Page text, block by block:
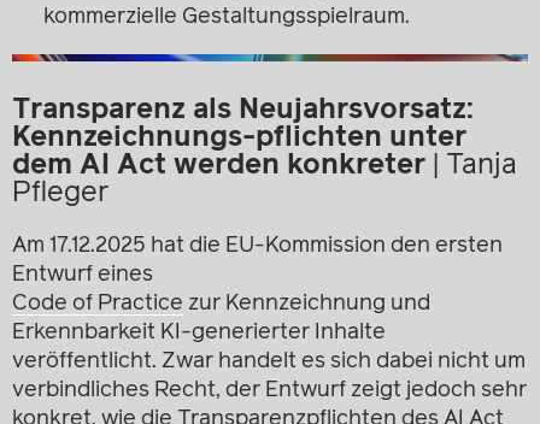
kommerzielle Gestaltungsspielraum.
Transparenz als Neujahrsvorsatz:
Kennzeichnungs-pflichten unter
dem AI Act werden konkreter
Tanja
Pfleger
Am 17.12.2025 hat die EU-Kommission den ersten
Entwurf eines
Code of Practice zur Kennzeichnung und
Erkennbarkeit KI-generierter Inhalte
veröffentlicht. Zwar handelt es sich dabei nicht um
verbindliches Recht, der Entwurf zeigt jedoch sehr
konkret, wie die Transparenzpflichten des AI Act